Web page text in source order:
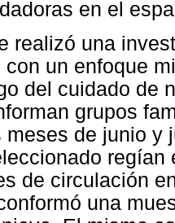
en el
realizó una
con un enfoque
del cuidado de
grupos
meses de junio y
de circulación
una